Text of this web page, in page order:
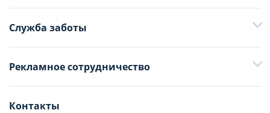
Служба заботы
+375 33 376-13-70
editor@domovita.by
Рекламное сотрудничество
kb@domovita.by
Контакты